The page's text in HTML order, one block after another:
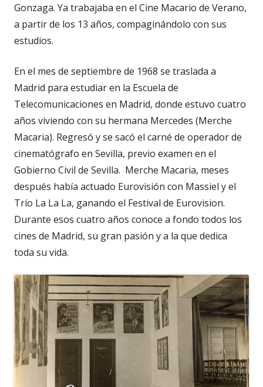
Gonzaga. Ya trabajaba en el Cine Macario de Verano,
a partir de los 13 años, compaginándolo con sus
estudios.
En el mes de septiembre de 1968 se traslada a
Madrid para estudiar en la Escuela de
Telecomunicaciones en Madrid, donde estuvo cuatro
años viviendo con su hermana Mercedes (Merche
Macaria). Regresó y se sacó el carné de operador de
cinematógrafo en Sevilla, previo examen en el
Gobierno Civil de Sevilla. Merche Macaria, meses
después había actuado Eurovisión con Massiel y el
Trío La La La, ganando el Festival de Eurovision.
Durante esos cuatro años conoce a fondo todos los
cines de Madrid, su gran pasión y a la que dedica
toda su vida.